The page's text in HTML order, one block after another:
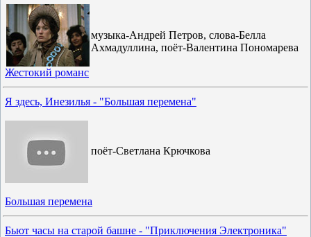
музыка-Андрей Петров, слова-Белла
Ахмадуллина, поёт-Валентина Пономарева
Жестокий романс
Я здесь, Инезилья - "Большая перемена"
поёт-Светлана Крючкова
Большая перемена
Бьют часы на старой башне - "Приключения Электроника"